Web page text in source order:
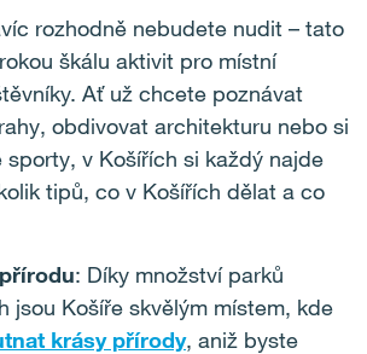
rozhodně nebudete nudit – tato
škálu aktivit pro místní
Ať už chcete poznávat
obdivovat architekturu nebo si
sporty, v Košířích si každý najde
tipů, co v Košířích dělat a co
: Díky množství parků
jsou Košíře skvělým místem, kde
krásy přírody, aniž byste